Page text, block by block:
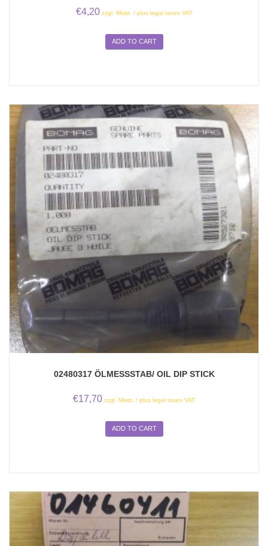
€4,20 zzgl. Mwst. / plus legal taxes VAT
ADD TO CART
02480317 ÖLMESSSTAB/ OIL DIP STICK
€17,70 zzgl. Mwst. / plus legal taxes VAT
ADD TO CART